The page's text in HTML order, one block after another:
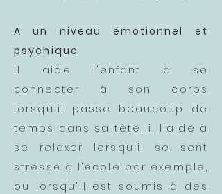
A un niveau émotionnel et
psychique
Il aide l'enfant à se
connecter à son corps
lorsqu'il passe beaucoup de
temps dans sa tête, il l'aide à
se relaxer lorsqu'il se sent
stressé à l'école par exemple,
ou lorsqu'il est soumis à des